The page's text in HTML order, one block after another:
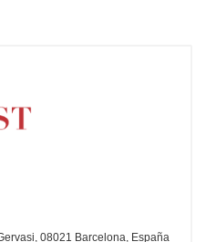
08021 Barcelona, España